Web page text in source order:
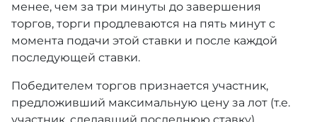
менее, чем за три минуты до завершения
торгов, торги продлеваются на пять минут с
момента подачи этой ставки и после каждой
последующей ставки.
Победителем торгов признается участник,
предложивший максимальную цену за лот (т.е.
участник, сделавший последнюю ставку).